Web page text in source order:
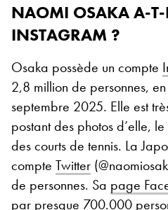
NAOMI OSAKA A-T-
INSTAGRAM ?
Osaka possède un compte
2,8 million de personnes,
septembre 2025. Elle est
postant des photos d’elle,
des courts de tennis. La
compte Twitter
de personnes. Sa page
par presque 700.000